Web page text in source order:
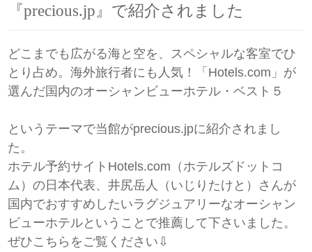
『precious.jp』で紹介されました
どこまでも広がる海と空を、スペシャルな客室でひ
とり占め。海外旅行者にも人気！「Hotels.com」が
選んだ国内のオーシャンビューホテル・ベスト５
というテーマで当館がprecious.jpに紹介されまし
た。
ホテル予約サイトHotels.com（ホテルズドットコ
ム）の日本代表、井尻岳人（いじりたけと）さんが
国内でおすすめしたいラグジュアリーなオーシャン
ビューホテルということで推薦して下さいました。
ぜひこちらをご覧ください⇩